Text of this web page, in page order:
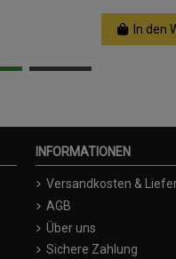
In den
INFORMATIONEN
Versandkosten &
AGB
Über uns
Sichere Zahlung